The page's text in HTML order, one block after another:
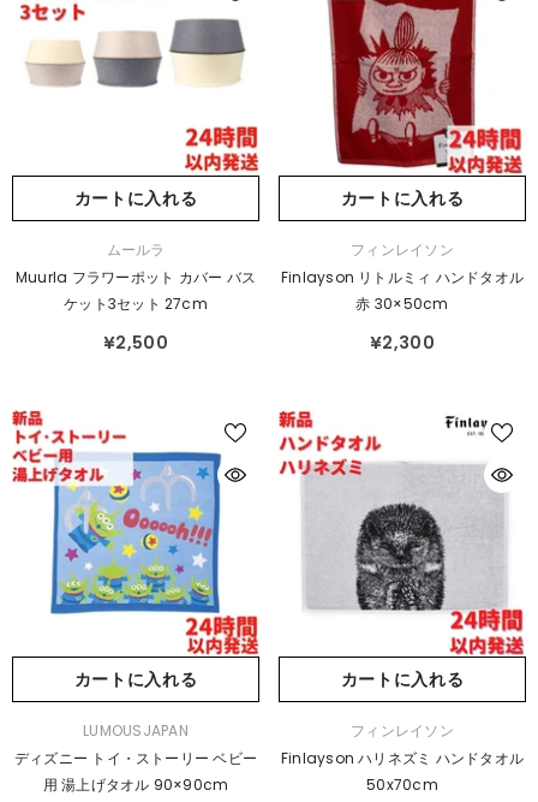
カートに入れる
売
ムールラ
Muurla フラワーポット カバー バス
ケット3セット 27cm
¥2,500
カートに入れる
売
フィンレイソン
Finlayson リトルミィ ハンドタオル
赤 30×50cm
¥2,300
カートに入れる
売
LUMOUSJAPAN
ディズニー トイ・ストーリー ベビー
用 湯上げタオル 90×90cm
カートに入れる
売
フィンレイソン
Finlayson ハリネズミ ハンドタオル
50x70cm